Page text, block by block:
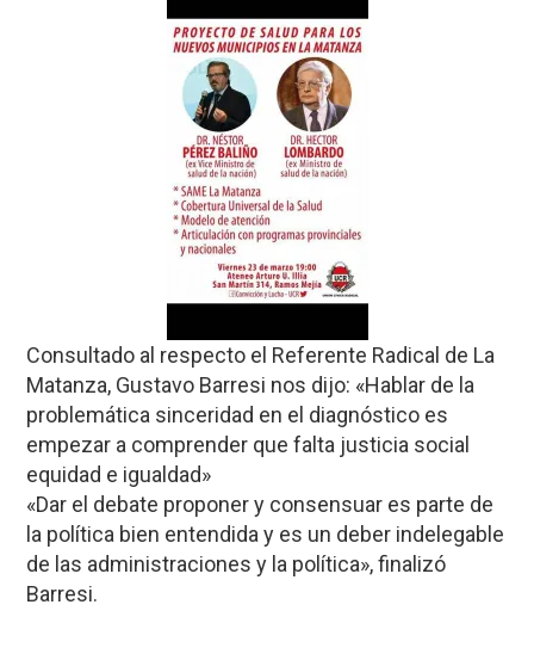
Consultado al respecto el Referente Radical de La
Matanza, Gustavo Barresi nos dijo: «Hablar de la
problemática sinceridad en el diagnóstico es
empezar a comprender que falta justicia social
equidad e igualdad»
«Dar el debate proponer y consensuar es parte de
la política bien entendida y es un deber indelegable
de las administraciones y la política», finalizó
Barresi.